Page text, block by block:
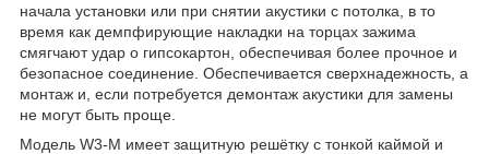
начала установки или при снятии акустики с потолка, в то
время как демпфирующие накладки на торцах зажима
смягчают удар о гипсокартон, обеспечивая более прочное и
безопасное соединение. Обеспечивается сверхнадежность, а
монтаж и, если потребуется демонтаж акустики для замены
не могут быть проще.
Модель W3-M имеет защитную решётку с тонкой каймой и